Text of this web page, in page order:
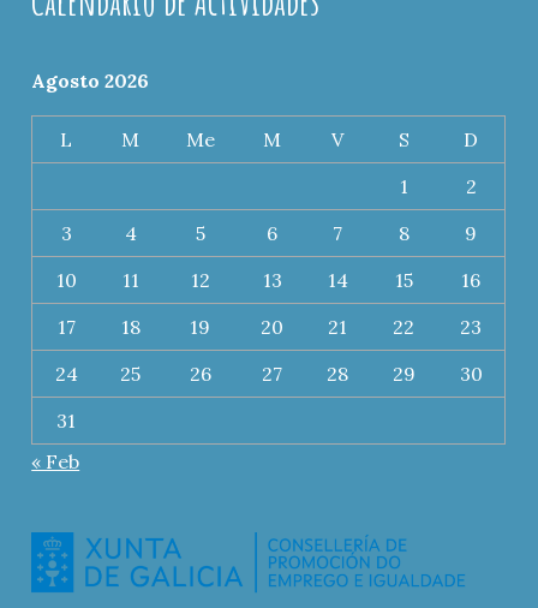
Agosto 2026
L M Me M V S
D
1
2
3
4 5 6 7 8
9
10
11 12 13 14 15
16
17
18 19 20 21 22
23
24
25 26 27 28 29
30
31
« Feb